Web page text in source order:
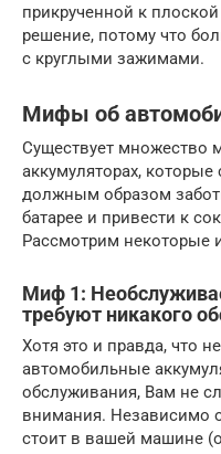
прикрученной к
решение, потому что
с круглыми зажимами.
Мифы об
Существует множество
аккумуляторах,
должным образом
батарее и привести к
Рассмотрим некоторые
Миф 1:
требуют никакого
Хотя это и правда, что
автомобильные
обслуживания, Вам не
внимания. Независимо
стоит в вашей машине